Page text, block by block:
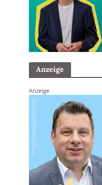
Anzeige
Anzeige